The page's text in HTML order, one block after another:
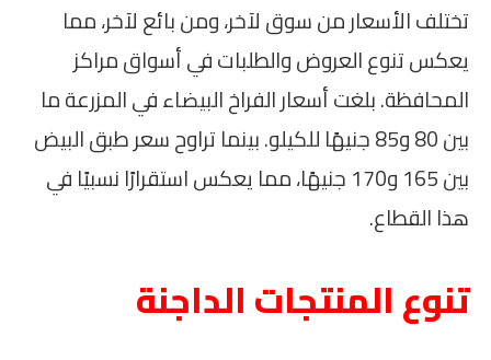
تختلف الأسعار من سوق لآخر، ومن بائع لآخر، مما
يعكس تنوع العروض والطلبات في أسواق مراكز
المحافظة. بلغت أسعار الفراخ البيضاء في المزرعة ما
بين 80 و85 جنيهًا للكيلو. بينما تراوح سعر طبق البيض
بين 165 و170 جنيهًا، مما يعكس استقرارًا نسبيًا في
هذا القطاع.
تنوع المنتجات الداجنة